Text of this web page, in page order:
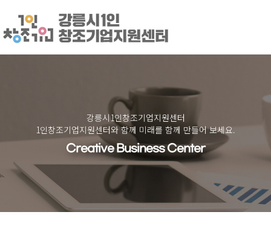
강릉시1인창조기업지원센터
1인창조기업지원센터와 함께 미래를 함께 만들어 보세요.
Creative Business Center